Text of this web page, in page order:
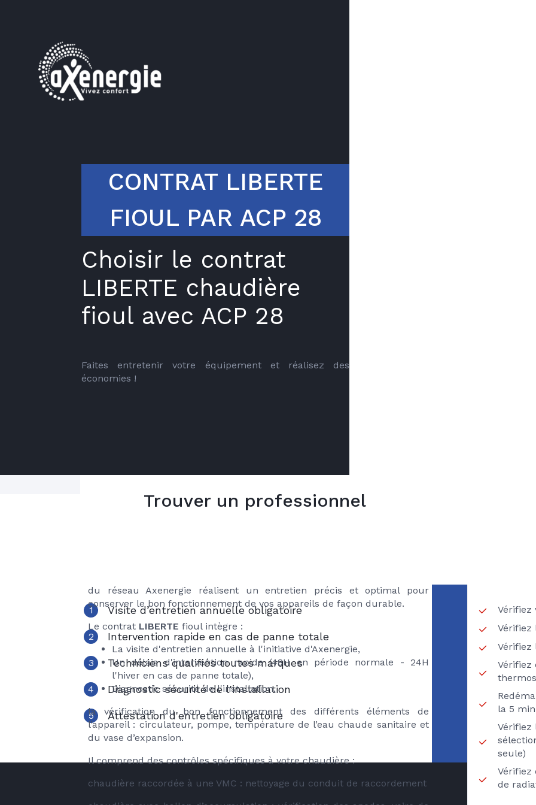
CONTRAT LIBERTE
FIOUL PAR ACP 28
Choisir le contrat
LIBERTE chaudière
fioul avec ACP 28
Faites entretenir votre équipement et réalisez des
économies !
du réseau Axenergie réalisent un entretien précis et optimal pour
conserver le bon fonctionnement de vos appareils de façon durable.
Le contrat LIBERTE fioul intègre :
La visite d'entretien annuelle à l'initiative d'Axenergie,
Un délais d'intervention rapide (48H en période normale - 24H
l'hiver en cas de panne totale),
Diagnostic sécurité de l'installation,
la vérification du bon fonctionnement des différents éléments de
l’appareil : circulateur, pompe, température de l’eau chaude sanitaire et
du vase d’expansion.
Il comprend des contrôles spécifiques à votre chaudière :
chaudière raccordée à une VMC : nettoyage du conduit de raccordement
Vérifiez
Vérifiez
Vérifiez
Vérifiez
la 5
Vérifiez
seule)
Vérifiez
de
Trouver un professionnel
1 Visite d’entretien annuelle obligatoire
2 Intervention rapide en cas de panne totale
3 Techniciens qualifiés toutes marques
4 Diagnostic sécurité de l'installation
5 Attestation d'entretien obligatoire